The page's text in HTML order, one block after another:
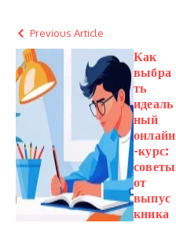
Previous Article
Как
выбра
ть
идеаль
ный
онлайн
-курс:
советы
от
выпус
кника